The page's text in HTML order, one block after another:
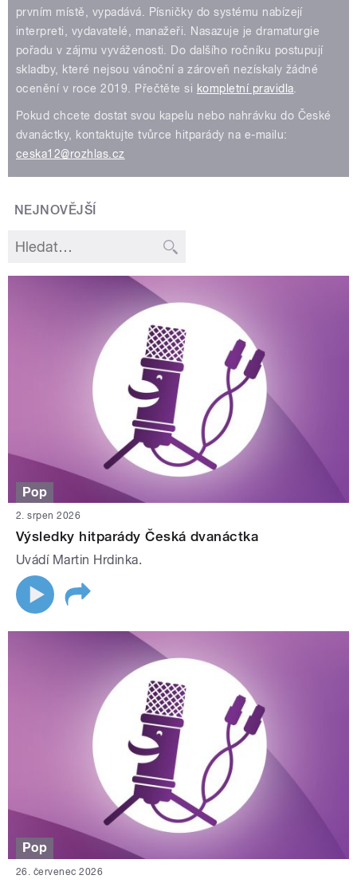
prvním místě, vypadává. Písničky do systému nabízejí
interpreti, vydavatelé, manažeři. Nasazuje je dramaturgie
pořadu v zájmu vyváženosti. Do dalšího ročníku postupují
skladby, které nejsou vánoční a zároveň nezískaly žádné
ocenění v roce 2019. Přečtěte si kompletní pravidla
Pokud chcete dostat svou kapelu nebo nahrávku do České
dvanáctky, kontaktujte tvůrce hitparády na e-mailu:
ceska12@rozhlas.cz
NEJNOVĚJŠÍ
Pop
2. srpen 2026
Výsledky hitparády Česká dvanáctka
Uvádí Martin Hrdinka.
Pop
26. červenec 2026